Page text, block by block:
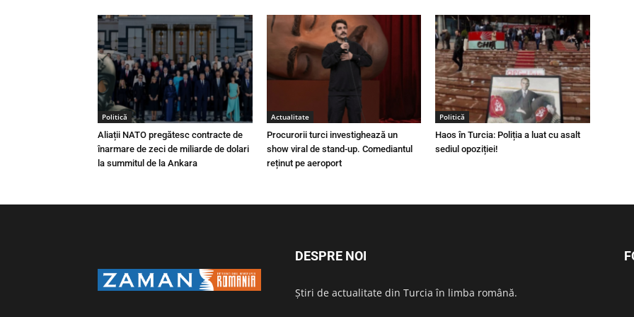
Politică
Aliații NATO pregătesc contracte de
înarmare de zeci de miliarde de dolari
la summitul de la Ankara
Actualitate
Procurorii turci investighează un
show viral de stand-up. Comediantul
reținut pe aeroport
Politică
Haos în Turcia: Poliția a luat cu asalt
sediul opoziției!
DESPRE NOI
Știri de actualitate din Turcia în limba română.